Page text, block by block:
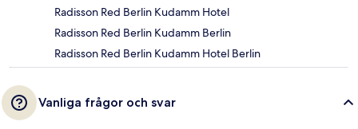
Radisson Red Berlin Kudamm Hotel
Radisson Red Berlin Kudamm Berlin
Radisson Red Berlin Kudamm Hotel Berlin
Vanliga frågor och svar